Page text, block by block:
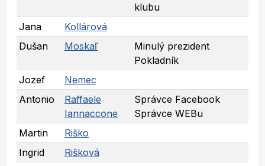
klubu
Jana
Kollárová
Dušan
Moskaľ
Minulý prezident
Pokladník
Jozef
Nemec
Antonio
Raffaele
Iannaccone
Správce Facebook
Správce WEBu
Martin
Riško
Ingrid
Rišková